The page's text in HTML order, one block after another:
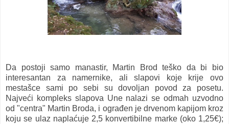
Da postoji samo manastir, Martin Brod teško da bi bio
interesantan za namernike, ali slapovi koje krije ovo
mestašce sami po sebi su dovoljan povod za posetu.
Najveći kompleks slapova Une nalazi se odmah uzvodno
od "centra" Martin Broda, i ograđen je drvenom kapijom kroz
koju se ulaz naplaćuje 2,5 konvertibilne marke (oko 1,25€);